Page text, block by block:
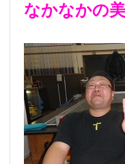
なかなかの